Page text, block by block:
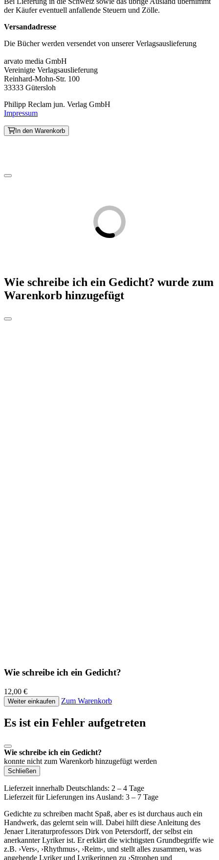
der Käufer eventuell anfallende Steuern und Zölle.
Versandadresse
Die Bücher werden versendet von unserer Verlagsauslieferung
arvato media GmbH
Vereinigte Verlagsauslieferung
Reinhard-Mohn-Str. 100
33333 Gütersloh
Philipp Reclam jun. Verlag GmbH
Impressum
In den Warenkorb
Wie schreibe ich ein Gedicht? wurde zum
Warenkorb hinzugefügt
Wie schreibe ich ein Gedicht?
12,00 €
Weiter einkaufen Zum Warenkorb
Es ist ein Fehler aufgetreten
Wie schreibe ich ein Gedicht?
konnte nicht zum Warenkorb hinzugefügt werden
Schließen
Lieferzeit innerhalb Deutschlands: 2 – 4 Tage
Lieferzeit für Lieferungen ins Ausland: 3 – 7 Tage
Gedichte zu schreiben macht Spaß, aber es ist durchaus auch ein
Handwerk, das gelernt sein will. Dabei hilft diese Anleitung des
Jenaer Literaturprofessors Dirk von Petersdorff, der selbst ein
anerkannter Lyriker ist. Er erklärt die wichtigsten Grundbegriffe wie
z.B. ›Vers‹, ›Rhythmus‹, ›Reim‹, und stellt alles zusammen, was
angehende Lyriker und Lyrikerinnen zu ›Strophen und